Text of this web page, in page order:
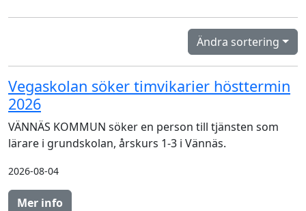
Ändra sortering
Vegaskolan söker timvikarier hösttermin
2026
VÄNNÄS KOMMUN söker en person till tjänsten som
lärare i grundskolan, årskurs 1-3 i Vännäs.
2026-08-04
Mer info